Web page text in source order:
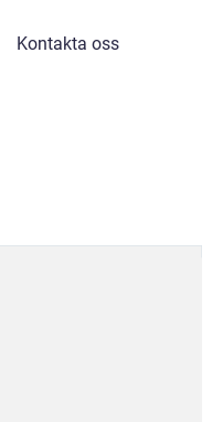
Kontakta oss